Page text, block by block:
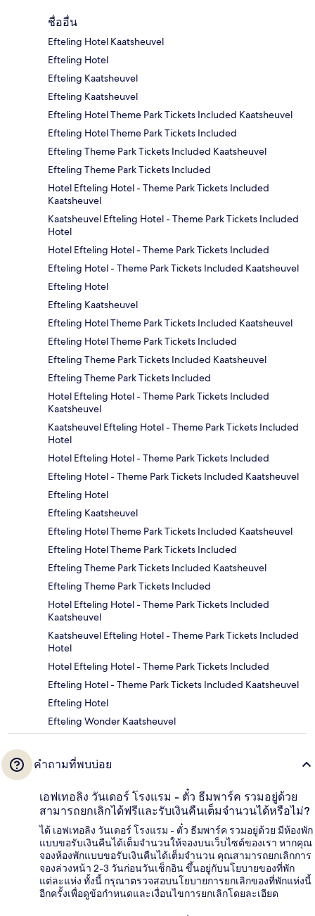
ชื่ออื่น
Efteling Hotel Kaatsheuvel
Efteling Hotel
Efteling Kaatsheuvel
Efteling Kaatsheuvel
Efteling Hotel Theme Park Tickets Included Kaatsheuvel
Efteling Hotel Theme Park Tickets Included
Efteling Theme Park Tickets Included Kaatsheuvel
Efteling Theme Park Tickets Included
Hotel Efteling Hotel - Theme Park Tickets Included
Kaatsheuvel
Kaatsheuvel Efteling Hotel - Theme Park Tickets Included
Hotel
Hotel Efteling Hotel - Theme Park Tickets Included
Efteling Hotel - Theme Park Tickets Included Kaatsheuvel
Efteling Hotel
Efteling Kaatsheuvel
Efteling Hotel Theme Park Tickets Included Kaatsheuvel
Efteling Hotel Theme Park Tickets Included
Efteling Theme Park Tickets Included Kaatsheuvel
Efteling Theme Park Tickets Included
Hotel Efteling Hotel - Theme Park Tickets Included
Kaatsheuvel
Kaatsheuvel Efteling Hotel - Theme Park Tickets Included
Hotel
Hotel Efteling Hotel - Theme Park Tickets Included
Efteling Hotel - Theme Park Tickets Included Kaatsheuvel
Efteling Hotel
Efteling Kaatsheuvel
Efteling Hotel Theme Park Tickets Included Kaatsheuvel
Efteling Hotel Theme Park Tickets Included
Efteling Theme Park Tickets Included Kaatsheuvel
Efteling Theme Park Tickets Included
Hotel Efteling Hotel - Theme Park Tickets Included
Kaatsheuvel
Kaatsheuvel Efteling Hotel - Theme Park Tickets Included
Hotel
Hotel Efteling Hotel - Theme Park Tickets Included
Efteling Hotel - Theme Park Tickets Included Kaatsheuvel
Efteling Hotel
Efteling Wonder Kaatsheuvel
คำถามที่พบบ่อย
เอฟเทอลิง วันเดอร์ โรงแรม - ตั๋ว ธีมพาร์ค รวมอยู่ด้วย
สามารถยกเลิกได้ฟรีและรับเงินคืนเต็มจำนวนได้หรือไม่?
ได้ เอฟเทอลิง วันเดอร์ โรงแรม - ตั๋ว ธีมพาร์ค รวมอยู่ด้วย มีห้องพัก
แบบขอรับเงินคืนได้เต็มจำนวนให้จองบนเว็บไซต์ของเรา หากคุณ
จองห้องพักแบบขอรับเงินคืนได้เต็มจำนวน คุณสามารถยกเลิกการ
จองล่วงหน้า 2-3 วันก่อนวันเช็กอิน ขึ้นอยู่กับนโยบายของที่พัก
แต่ละแห่ง ทั้งนี้ กรุณาตรวจสอบนโยบายการยกเลิกของที่พักแห่งนี้
อีกครั้งเพื่อดูข้อกำหนดและเงื่อนไขการยกเลิกโดยละเอียด